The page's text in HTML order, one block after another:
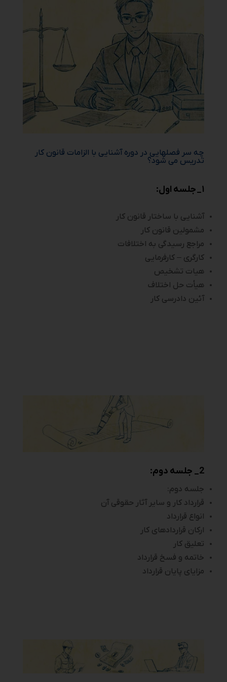
چه سر فصلهایی در دوره آشنایی با الزامات قانون کار
تدریس می شود؟
۱_ جلسه اول:
آشنایی با ساختار قانون کار
مشمولین قانون کار
مراجع رسیدگی به اختلافات
کارگری – کارفرمایی
هیات تشخیص
هیأت حل اختلاف
آئین دادرسی کار
2_ جلسه دوم:
جلسه دوم:
قرارداد کار و سایر آثار حقوقی آن
انواع قرارداد
ارکان قراردادهای کار
تعلیق کار
خاتمه و فسخ قرارداد
مزایای پایان قرارداد